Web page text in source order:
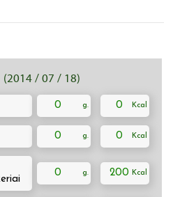
(2014 / 07 / 18)
0 0
0 0
0 200